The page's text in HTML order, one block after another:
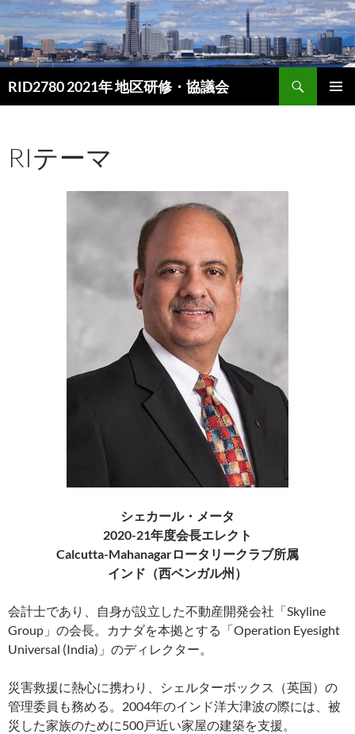
RID2780 2021年 地区研修・協議会
索
ン
ツ
RIテーマ
シェカール・メータ
2020-21年度会長エレクト
Calcutta-Mahanagarロータリークラブ所属
インド（西ベンガル州）
会計士であり、自身が設立した不動産開発会社「Skyline
Group」の会長。カナダを本拠とする「Operation Eyesight
Universal (India)」のディレクター。
災害救援に熱心に携わり、シェルターボックス（英国）の
管理委員も務める。2004年のインド洋大津波の際には、被
災した家族のために500戸近い家屋の建築を支援。